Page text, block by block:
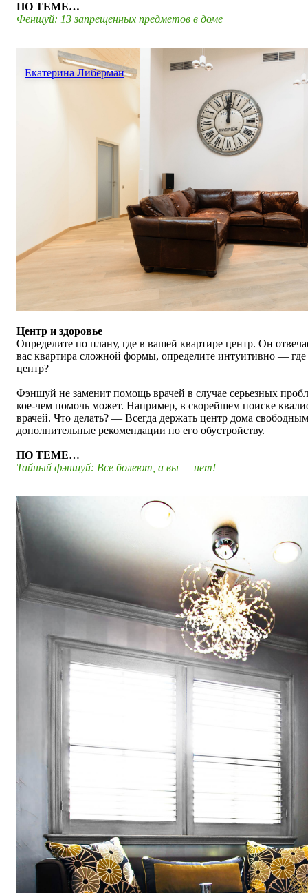
ПО ТЕМЕ…
Феншуй: 13 запрещенных предметов в доме
Екатерина Либерман
Центр и здоровье
Определите по плану, где в вашей квартире центр. Он
вас квартира сложной формы, определите интуитивно — где
центр?
Фэншуй не заменит помощь врачей в случае серьезных
кое-чем помочь может. Например, в скорейшем поиске
врачей. Что делать? — Всегда держать центр дома
дополнительные рекомендации по его обустройству.
ПО ТЕМЕ…
Тайный фэншуй: Все болеют, а вы — нет!